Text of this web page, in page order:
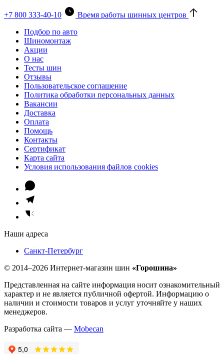
+7 800 333-40-10
Время работы шинных центров
Подбор по авто
Шиномонтаж
Акции
О нас
Тесты шин
Отзывы
Пользовательское соглашение
Политика обработки персональных данных
Вакансии
Доставка
Оплата
Помощь
Контакты
Сертификат
Карта сайта
Условия использования файлов cookies
Наши адреса
Санкт-Петербург
© 2014–2026 Интернет-магазин шин «Горошина»
Представленная на сайте информация носит ознакомительный
характер и не является публичной офертой. Информацию о
наличии и стоимости товаров и услуг уточняйте у наших
менеджеров.
Разработка сайта — Mobecan